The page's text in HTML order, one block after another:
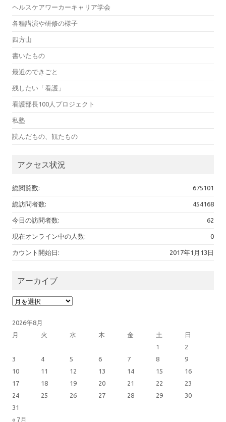
ヘルスケアワーカーキャリア学会
各種講演や研修の様子
四方山
書いたもの
最近のできごと
残したい「看護」
看護部長100人プロジェクト
私塾
読んだもの、観たもの
アクセス状況
675101
総閲覧数:
454168
総訪問者数:
62
今日の訪問者数:
0
現在オンライン中の人数:
2017年1月13日
カウント開始日:
アーカイブ
アーカイブ
2026年8月
月
火 水 木 金 土 日
« 7月
1
2
3
4 5 6 7 8
9
10
11 12 13 14 15
16
17
18 19 20 21 22
23
24
25 26 27 28 29
30
31